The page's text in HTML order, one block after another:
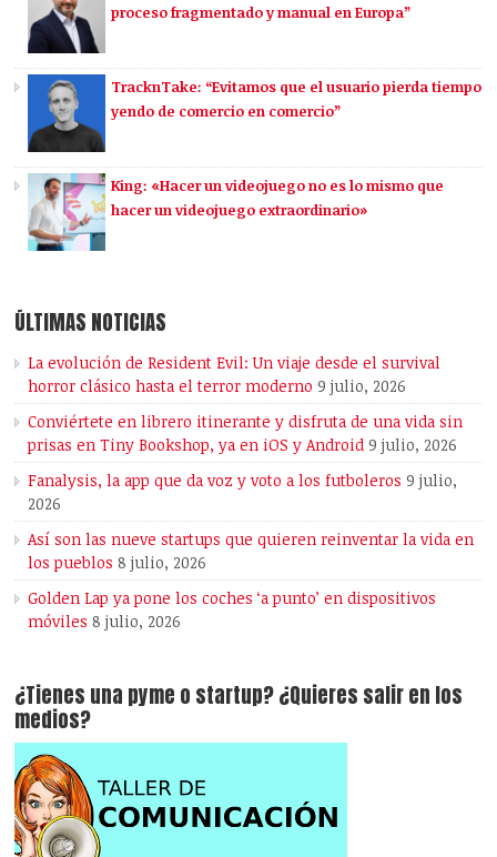
proceso fragmentado y manual en Europa”
TracknTake: “Evitamos que el usuario pierda tiempo
yendo de comercio en comercio”
King: «Hacer un videojuego no es lo mismo que
hacer un videojuego extraordinario»
ÚLTIMAS NOTICIAS
La evolución de Resident Evil: Un viaje desde el survival
horror clásico hasta el terror moderno 9 julio, 2026
Conviértete en librero itinerante y disfruta de una vida sin
prisas en Tiny Bookshop, ya en iOS y Android 9 julio, 2026
Fanalysis, la app que da voz y voto a los futboleros 9 julio,
2026
Así son las nueve startups que quieren reinventar la vida en
los pueblos 8 julio, 2026
Golden Lap ya pone los coches ‘a punto’ en dispositivos
móviles 8 julio, 2026
¿Tienes una pyme o startup? ¿Quieres salir en los
medios?